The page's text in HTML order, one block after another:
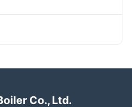
Co., Ltd.